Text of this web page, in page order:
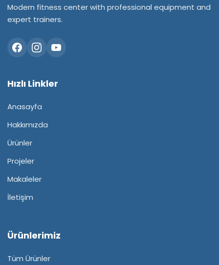
Modern fitness center with professional equipment and
expert trainers.
Hızlı Linkler
Anasayfa
Hakkımızda
Ürünler
Projeler
Makaleler
İletişim
Ürünlerimiz
Tüm Ürünler